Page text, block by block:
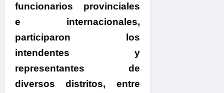
funcionarios provinciales
e internacionales,
participaron los
intendentes y
representantes de
diversos distritos, entre